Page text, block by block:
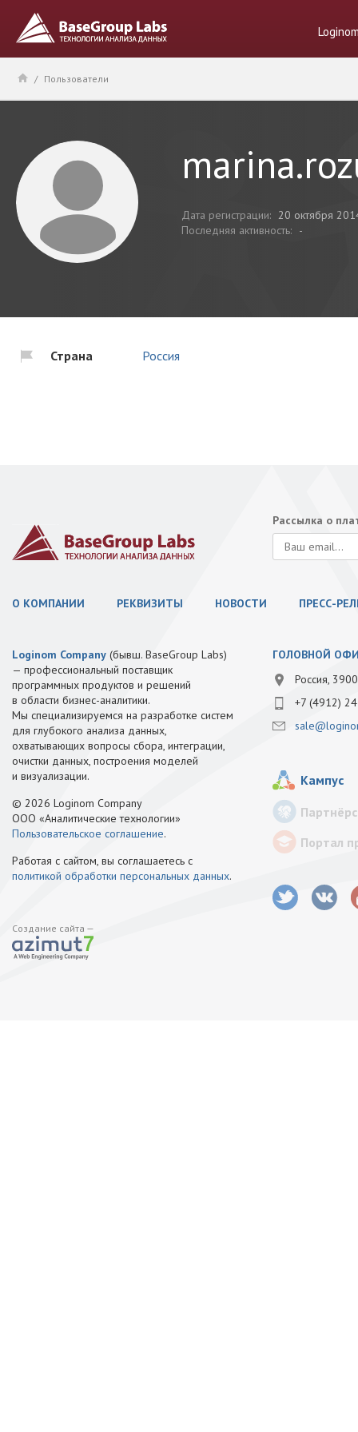
/ Пользователи
Дата регистрации: 20 октября
Последняя активность: -
Страна Россия
Рассылка о
О КОМПАНИИ РЕКВИЗИТЫ НОВОСТИ ПРЕСС-
Loginom Company (бывш. BaseGroup Labs)
— профессиональный поставщик
программных продуктов и решений
в области бизнес-аналитики.
Мы специализируемся на разработке систем
для глубокого анализа данных,
охватывающих вопросы сбора, интеграции,
очистки данных, построения моделей
и визуализации.
© 2026 Loginom Company
ООО «Аналитические технологии»
Пользовательское соглашение.
Работая с сайтом, вы соглашаетесь с
политикой обработки персональных данных.
Создание сайта —
ГОЛОВНОЙ
Россия,
+7 (4912)
Кампус
Портал